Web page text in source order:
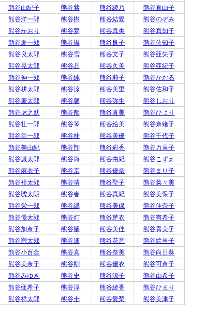
熊谷由紀子 熊谷紫 熊谷綾乃
熊谷真由子
熊谷洋一郎 熊谷樹 熊谷結愛
熊谷のぞみ
熊谷かおり 熊谷夢 熊谷真央
熊谷真知子
熊谷慶一郎 熊谷操 熊谷良子
熊谷佐知子
熊谷良太郎 熊谷雪 熊谷文子
熊谷亜矢子
熊谷晃太郎 熊谷晶 熊谷久美
熊谷亜紀子
熊谷伸一郎 熊谷純 熊谷莉子
熊谷かおる
熊谷耕太郎 熊谷涼 熊谷美里
熊谷佐和子
熊谷慶太郎 熊谷馨 熊谷弥生
熊谷しおり
熊谷虎之助 熊谷郁 熊谷真美
熊谷ひより
熊谷壮一郎 熊谷琴 熊谷絵美
熊谷奈緒子
熊谷幸一郎 熊谷桂 熊谷美優
熊谷千代子
熊谷美由紀 熊谷翔 熊谷彩香
熊谷万里子
熊谷謙太郎 熊谷海 熊谷由紀
熊谷こずえ
熊谷麻衣子 熊谷京 熊谷優奈
熊谷まり子
熊谷裕太郎 熊谷晴 熊谷聖子
熊谷菜々美
熊谷琥太朗 熊谷春 熊谷真紀
熊谷美保子
熊谷栄一郎 熊谷縁 熊谷美保
熊谷佳奈子
熊谷優太郎 熊谷灯 熊谷芽衣
熊谷有希子
熊谷加奈子 熊谷聖 熊谷美佳
熊谷貴美子
熊谷宗太郎 熊谷遙 熊谷花音
熊谷絵里子
熊谷小百合 熊谷真 熊谷奈美
熊谷向日葵
熊谷美奈子 熊谷剛 熊谷優衣
熊谷可奈子
熊谷みゆき 熊谷史 熊谷涼子
熊谷由希子
熊谷亜希子 熊谷淳 熊谷綾香
熊谷ひまり
熊谷祥太郎 熊谷圭 熊谷愛梨 熊谷美津子